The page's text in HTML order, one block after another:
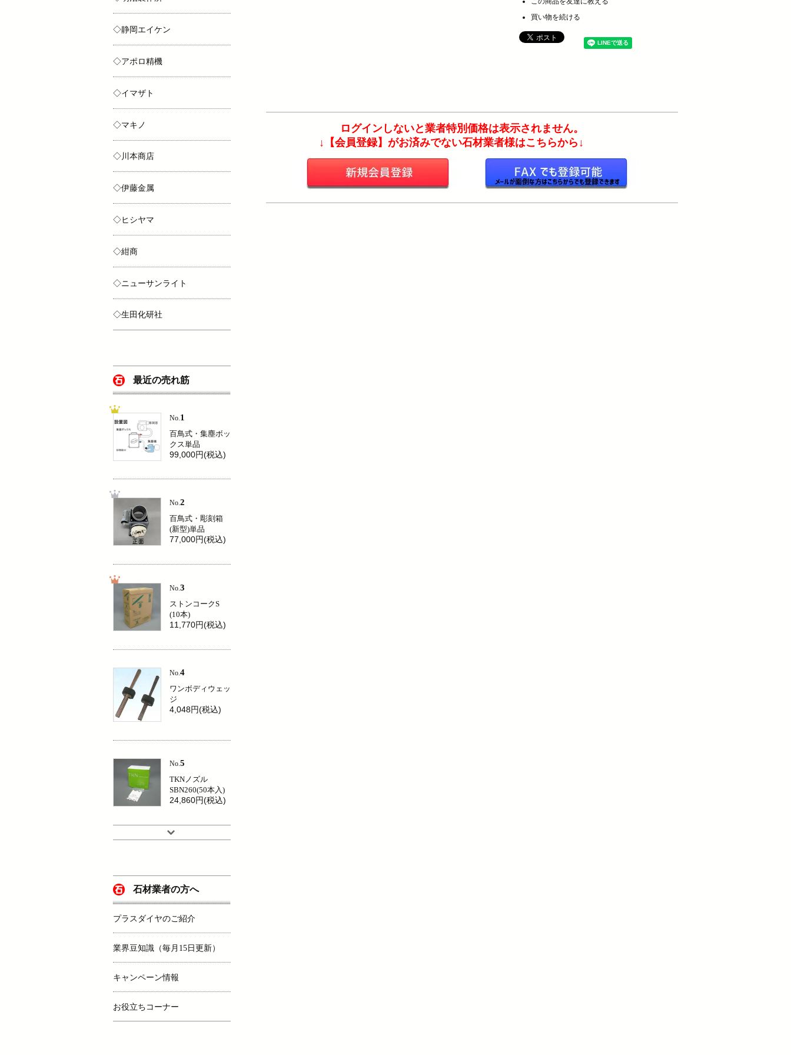
買い物を続ける
ログインしないと業者特別価格は表示されません。
↓【会員登録】がお済みでない石材業者様はこちらから↓
◇静岡エイケン
◇アポロ精機
◇イマザト
◇マキノ
◇川本商店
◇伊藤金属
◇ヒシヤマ
◇紺商
◇ニューサンライト
◇生田化研社
最近の売れ筋
No. 1
百鳥式・集塵ボッ
クス単品
99,000円(税込)
No.2
百鳥式・彫刻箱
(新型)単品
77,000円(税込)
No. 3
ストンコークS
(10本)
11,770円(税込)
No.4
ワンボディウェッ
ジ
4,048円(税込)
No.5
TKNノズル
SBN260(50本入)
24,860円(税込)
石材業者の方へ
プラスダイヤのご紹介
業界豆知識（毎月15日更新）
キャンペーン情報
お役立ちコーナー